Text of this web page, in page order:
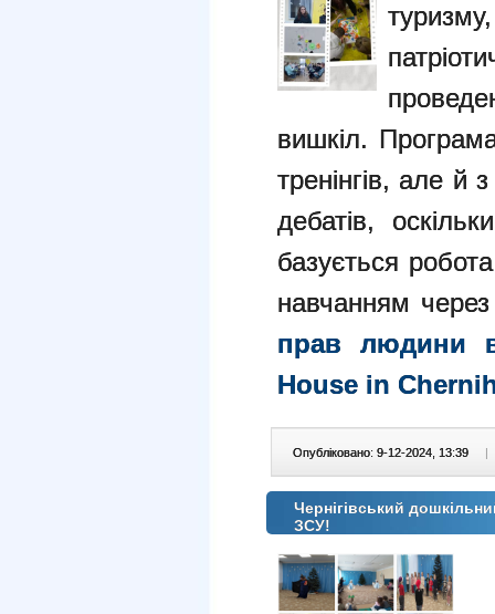
вишкіл.
тренінгів, але й
дебатів,
базується
навчанням
прав людини
House in
Опубліковано: 9-12-2024, 13:39 |
Чернігівський
ЗСУ!